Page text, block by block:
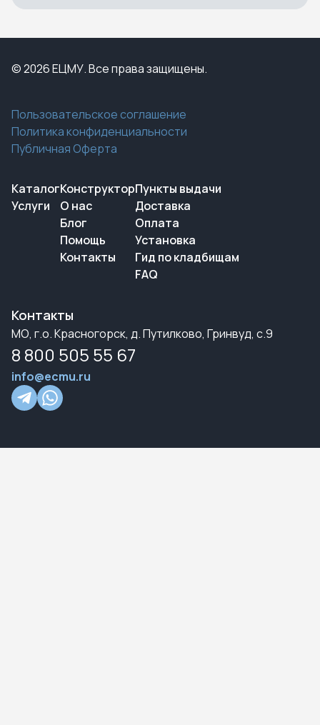
© 2026 ЕЦМУ. Все права защищены.
Пользовательское соглашение
Политика конфиденциальности
Публичная Оферта
Каталог
Услуги
Конструктор
О нас
Блог
Помощь
Контакты
Пункты выдачи
Доставка
Оплата
Установка
Гид по кладбищам
FAQ
Контакты
МО, г.о. Красногорск, д. Путилково, Гринвуд, с.9
8 800 505 55 67
info@ecmu.ru